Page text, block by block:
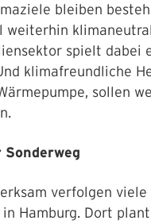
bleiben
weiterhin
spielt dabei
klimafreundliche
sollen
verfolgen
Hamburg. Dort